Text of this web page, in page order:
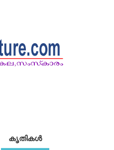
കൃതികൾ